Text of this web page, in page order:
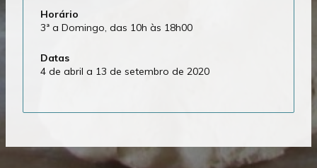
Horário
3ª a Domingo, das 10h às 18h00
Datas
4 de abril a 13 de setembro de 2020